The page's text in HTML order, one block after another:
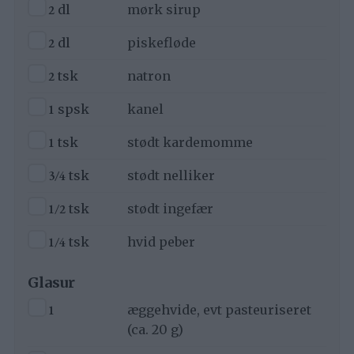
▢
2 dl
mørk sirup
▢
2 dl
piskefløde
▢
2 tsk
natron
▢
1 spsk
kanel
▢
1 tsk
stødt kardemomme
▢
3/4 tsk
stødt nelliker
▢
1/2 tsk
stødt ingefær
▢
1/4 tsk hvid peber
Glasur
▢
1
æggehvide, evt pasteuriseret
(ca. 20 g)